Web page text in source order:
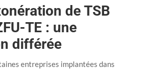
de TSB
TE : une
différée
entreprises implantées dans